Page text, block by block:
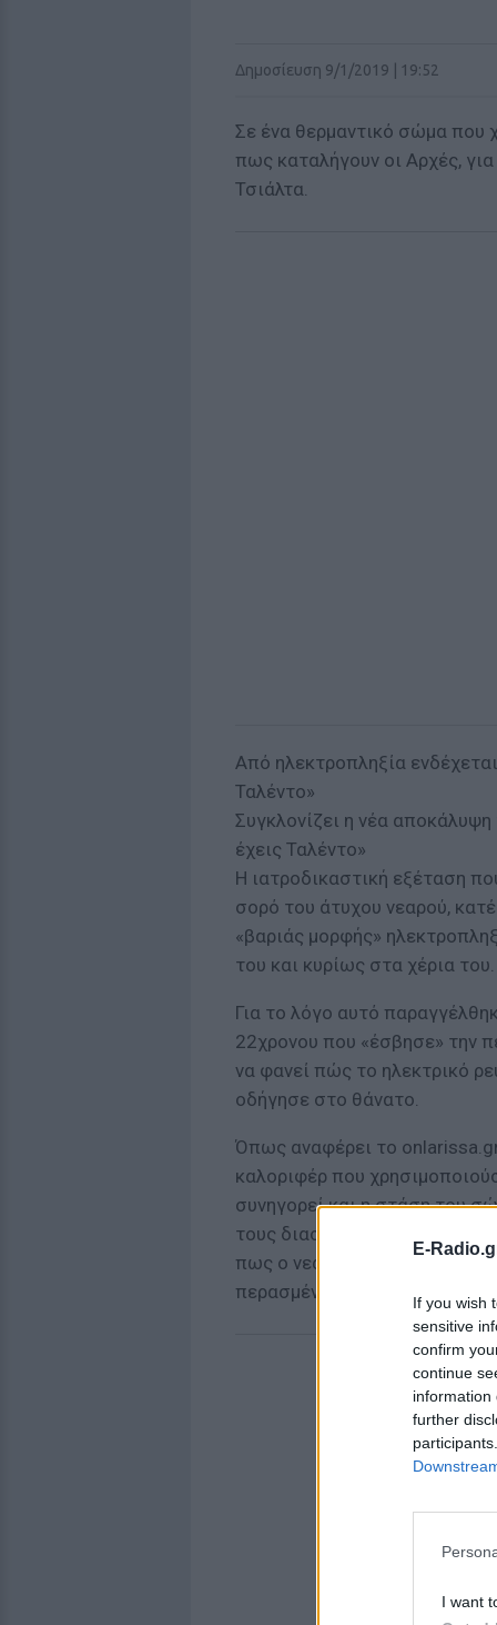
E-
If you wish
sensitive
confirm
continue
information
further
I want
Δημοσίευση 9/1/2019 | 19:52
Σε ένα θερμαντικό σώμα που
πως καταλήγουν οι Αρχές,
Τσιάλτα.
Από ηλεκτροπληξία
Ταλέντο»
Συγκλονίζει η νέα
έχεις Ταλέντο»
Η ιατροδικαστική εξέταση
σορό του άτυχου νεαρού,
«βαριάς μορφής»
του και κυρίως στα χέρια του.
Για το λόγο αυτό
22χρονου που «έσβησε» την
να φανεί πώς το ηλεκτρικό
οδήγησε στο θάνατο.
Όπως αναφέρει το
καλοριφέρ που
συνηγορεί και η στάση του
τους διασώστες του ΕΚΑΒ
πως ο νεαρός είχε υποστεί
περασμένης Πέμπτης.